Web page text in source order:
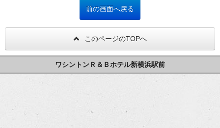
このページのTOPへ
ワシントンＲ＆Ｂホテル新横浜駅前